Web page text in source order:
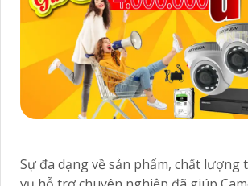
Sự đa dạng về sản phẩm, chất lượng